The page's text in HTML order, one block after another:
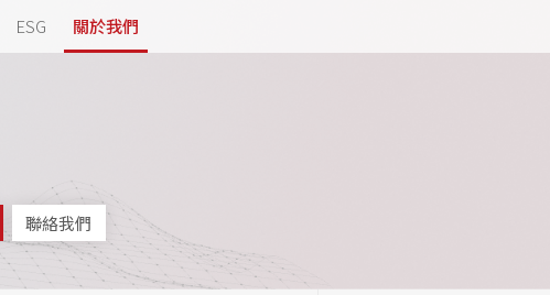
ESG 關於我們
聯絡我們